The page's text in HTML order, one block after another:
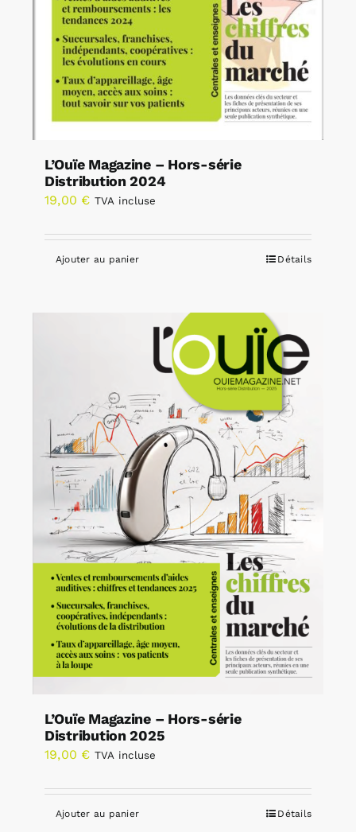
L’Ouïe Magazine – Hors-série
Distribution 2024
19,00 € TVA incluse
Ajouter au panier Détails
L’Ouïe Magazine – Hors-série
Distribution 2025
19,00 € TVA incluse
Ajouter au panier Détails